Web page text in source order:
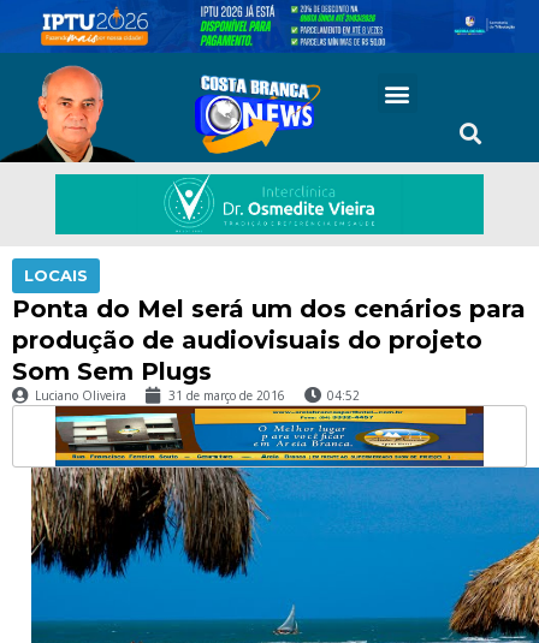
LOCAIS
Ponta do Mel será um dos cenários para
produção de audiovisuais do projeto
Som Sem Plugs
Luciano Oliveira 31 de março de 2016 04:52